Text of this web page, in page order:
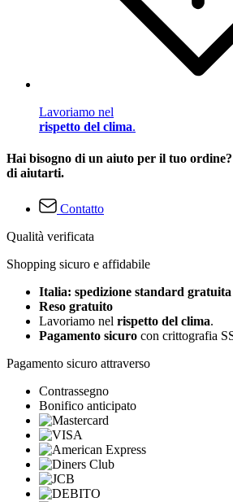
Lavoriamo nel
rispetto del clima.
Hai bisogno di un aiuto per il tuo
di aiutarti.
Contatto
Qualità verificata
Shopping sicuro e affidabile
Italia: spedizione standard gratuita
Reso gratuito
Lavoriamo nel rispetto del clima.
Pagamento sicuro con crittografia
Pagamento sicuro attraverso
Contrassegno
Bonifico anticipato